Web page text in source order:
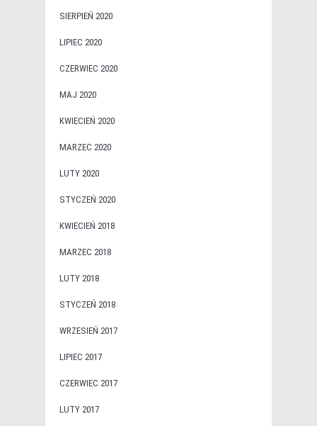
SIERPIEŃ 2020
LIPIEC 2020
CZERWIEC 2020
MAJ 2020
KWIECIEŃ 2020
MARZEC 2020
LUTY 2020
STYCZEŃ 2020
KWIECIEŃ 2018
MARZEC 2018
LUTY 2018
STYCZEŃ 2018
WRZESIEŃ 2017
LIPIEC 2017
CZERWIEC 2017
LUTY 2017